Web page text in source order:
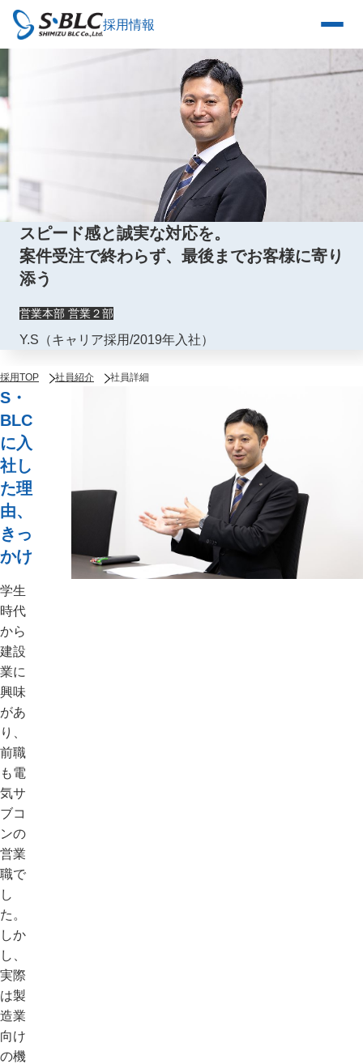
採用情報
スピード感と誠実な対応を。
案件受注で終わらず、最後までお客様に寄り
添う
営業本部 営業２部
Y.S（キャリア採用/2019年入社）
採用TOP 社員紹介 社員詳細
S・
BLC
に入
社し
た理
由、
きっ
かけ
学生
時代
から
建設
業に
興味
があ
り、
前職
も電
気サ
ブコ
ンの
営業
職で
し
た。
しか
し、
実際
は製
造業
向け
の機